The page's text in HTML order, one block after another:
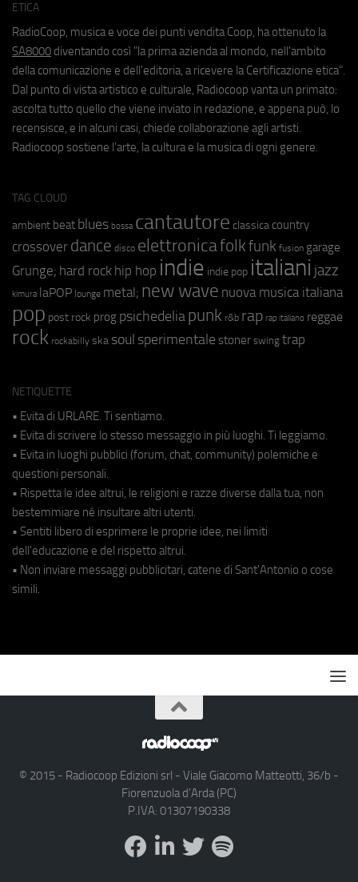
ETICA
RadioCoop, musica e voce dei punti vendita Coop, ha ottenuto la
SA8000 diventando così "la prima azienda al mondo, nell'ambito
della comunicazione e dell'editoria, a ricevere la Certificazione etica".
Dal punto di vista artistico e culturale, Radiocoop vanta un primato:
ascolta tutto quello che viene inviato in redazione, e appena può, lo
recensisce, e in alcuni casi, chiede collaborazione agli artisti.
Radiocoop sostiene l'arte, la cultura e la musica di ogni genere.
TAG CLOUD
ambient beat blues bossa cantautore classica country
crossover dance disco elettronicafolkfunk fusion garage
Grunge; hard rock hip hop indie indie pop italiani jazz
kimura laPOP lounge metal; new wave nuova musica italiana
pop post rock prog psichedeliapunk r&b rap rap italiano reggae
rock rockabilly ska soul sperimentale stoner swing trap
NETIQUETTE
• Evita di URLARE. Ti sentiamo.
• Evita di scrivere lo stesso messaggio in più luoghi. Ti leggiamo.
• Evita in luoghi pubblici (forum, chat, community) polemiche e
questioni personali.
• Rispetta le idee altrui, le religioni e razze diverse dalla tua, non
bestemmiare né insultare altri utenti.
• Sentiti libero di esprimere le proprie idee, nei limiti
dell'educazione e del rispetto altrui.
• Non inviare messaggi pubblicitari, catene di Sant'Antonio o cose
simili.
© 2015 - Radiocoop Edizioni srl - Viale Giacomo Matteotti, 36/b -
Fiorenzuola d'Arda (PC)
P.IVA: 01307190338